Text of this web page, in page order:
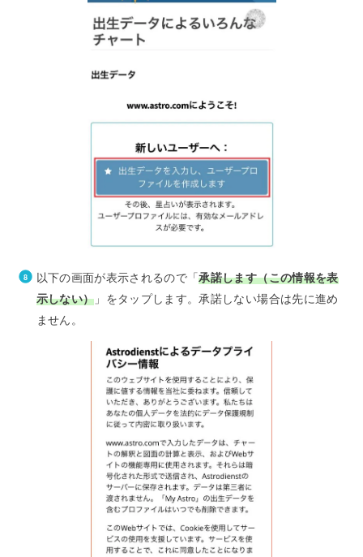
以下の画面が表示されるので「承諾します（この情報を表
示しない） 」をタップします。承諾しない場合は先に進め
ません。